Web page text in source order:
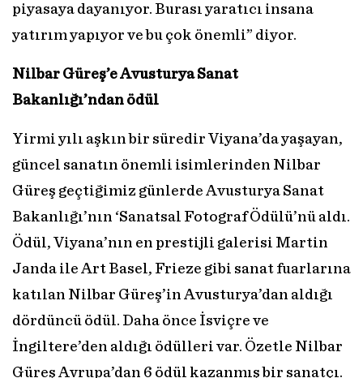
piyasaya dayanıyor. Burası yaratıcı insana
yatırım yapıyor ve bu çok önemli” diyor.
Nilbar Güreş’e Avusturya Sanat
Bakanlığı’ndan ödül
Yirmi yılı aşkın bir süredir Viyana’da yaşayan,
güncel sanatın önemli isimlerinden Nilbar
Güreş geçtiğimiz günlerde Avusturya Sanat
Bakanlığı’nın ‘Sanatsal Fotograf Ödülü’nü aldı.
Ödül, Viyana’nın en prestijli galerisi Martin
Janda ile Art Basel, Frieze gibi sanat fuarlarına
katılan Nilbar Güreş’in Avusturya’dan aldığı
dördüncü ödül. Daha önce İsviçre ve
İngiltere’den aldığı ödülleri var. Özetle Nilbar
Güreş Avrupa’dan 6 ödül kazanmış bir sanatçı.